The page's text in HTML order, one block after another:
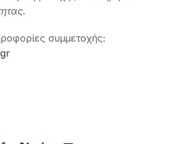
συμμετοχής: